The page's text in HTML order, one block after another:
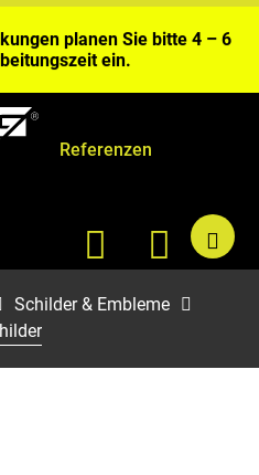
planen Sie bitte 4 – 6
ein.
Referenzen
Schilder & Embleme